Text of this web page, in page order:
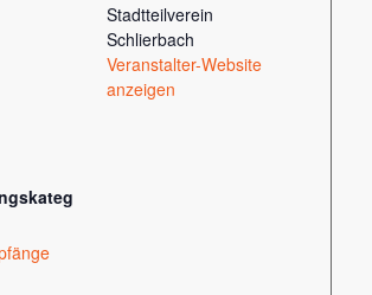
Stadtteilverein
Schlierbach
Veranstalter-Website
anzeigen